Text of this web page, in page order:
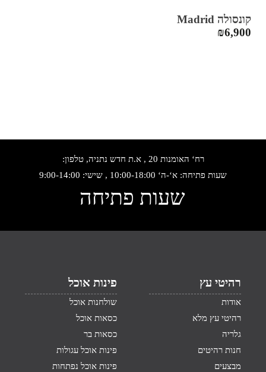
קונסולה Madrid
₪6,900
רח‘ האומנות 20 , א.ת חדש נתניה, טלפון:
שעות פתיחה: א‘-ה‘ 10:00-18:00 , שישי: 9:00-14:00
שעות פתיחה
רהיטי עץ
אודות
רהיטי עץ מלא
גלריה
חנות רהיטים
מבצעים
פינות אוכל
שולחנות אוכל
כסאות אוכל
כסאות בר
פינות אוכל עגולות
פינות אוכל נפתחות